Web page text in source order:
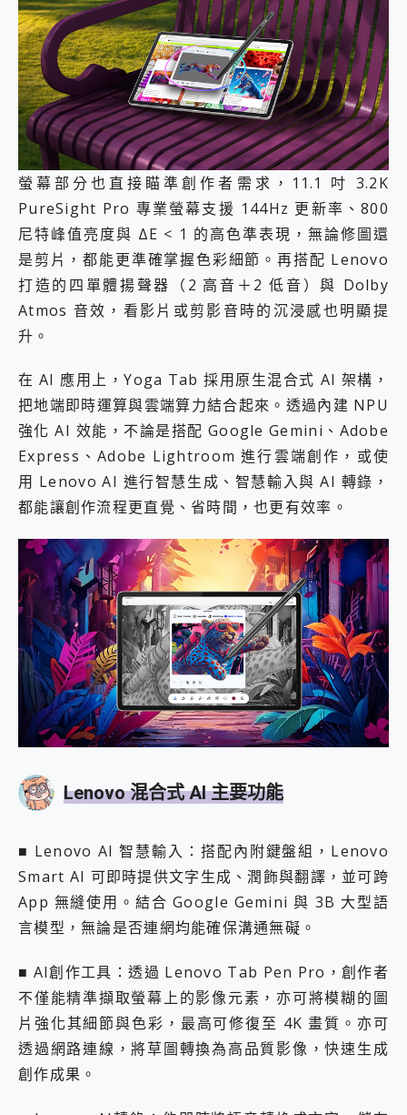
螢幕部分也直接瞄準創作者需求，11.1 吋 3.2K
PureSight Pro 專業螢幕支援 144Hz 更新率、800
尼特峰值亮度與 ΔE < 1 的高色準表現，無論修圖還
是剪片，都能更準確掌握色彩細節。再搭配 Lenovo
打造的四單體揚聲器（2 高音＋2 低音）與 Dolby
Atmos 音效，看影片或剪影音時的沉浸感也明顯提
升。
在 AI 應用上，Yoga Tab 採用原生混合式 AI 架構，
把地端即時運算與雲端算力結合起來。透過內建 NPU
強化 AI 效能，不論是搭配 Google Gemini、Adobe
Express、Adobe Lightroom 進行雲端創作，或使
用 Lenovo AI 進行智慧生成、智慧輸入與 AI 轉錄，
都能讓創作流程更直覺、省時間，也更有效率。
Lenovo 混合式 AI 主要功能
■ Lenovo AI 智慧輸入：搭配內附鍵盤組，Lenovo
Smart AI 可即時提供文字生成、潤飾與翻譯，並可跨
App 無縫使用。結合 Google Gemini 與 3B 大型語
言模型，無論是否連網均能確保溝通無礙。
■ AI創作工具：透過 Lenovo Tab Pen Pro，創作者
不僅能精準擷取螢幕上的影像元素，亦可將模糊的圖
片強化其細節與色彩，最高可修復至 4K 畫質。亦可
透過網路連線，將草圖轉換為高品質影像，快速生成
創作成果。